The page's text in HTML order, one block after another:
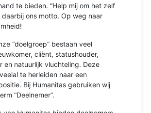
te bieden. “Help mij om het zelf
daarbij ons motto. Op weg naar
“doelgroep” bestaan veel
cliënt, statushouder,
en natuurlijk vluchteling. Deze
te herleiden naar een
Bij Humanitas gebruiken wij
“Deelnemer”.